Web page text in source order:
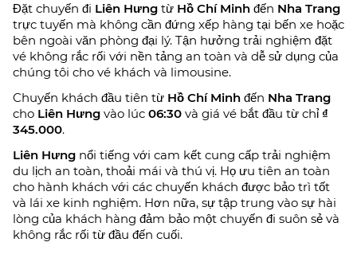
Đặt chuyến đi Liên Hưng từ Hồ Chí Minh đến Nha Trang
trực tuyến mà không cần đứng xếp hàng tại bến xe hoặc
bên ngoài văn phòng đại lý. Tận hưởng trải nghiệm đặt
vé không rắc rối với nền tảng an toàn và dễ sử dụng của
chúng tôi cho vé khách và limousine.
Chuyến khách đầu tiên từ Hồ Chí Minh đến Nha Trang
cho Liên Hưng vào lúc 06:30 và giá vé bắt đầu từ chỉ ₫
345.000.
Liên Hưng nổi tiếng với cam kết cung cấp trải nghiệm
du lịch an toàn, thoải mái và thú vị. Họ ưu tiên an toàn
cho hành khách với các chuyến khách được bảo trì tốt
và lái xe kinh nghiệm. Hơn nữa, sự tập trung vào sự hài
lòng của khách hàng đảm bảo một chuyến đi suôn sẻ và
không rắc rối từ đầu đến cuối.